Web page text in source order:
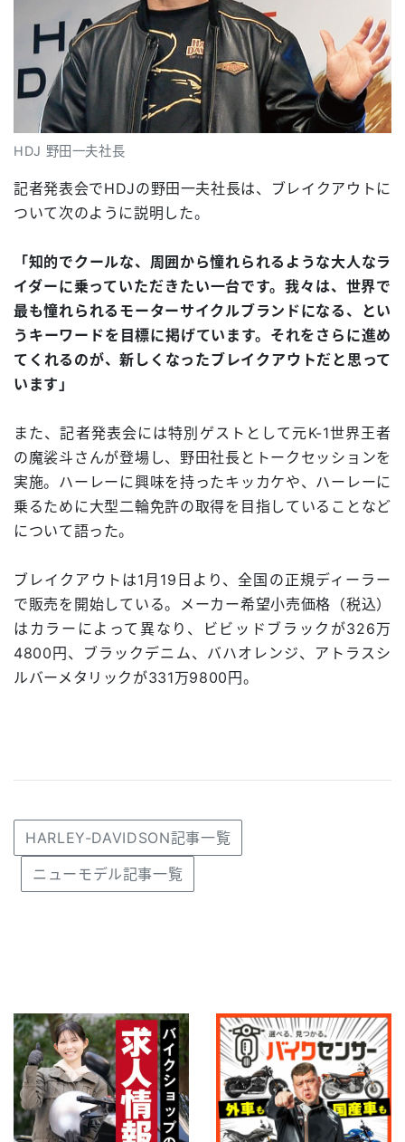
HDJ 野田一夫社長
記者発表会でHDJの野田一夫社長は、ブレイクアウトに
ついて次のように説明した。
「知的でクールな、周囲から憧れられるような大人なラ
イダーに乗っていただきたい一台です。我々は、世界で
最も憧れられるモーターサイクルブランドになる、とい
うキーワードを目標に掲げています。それをさらに進め
てくれるのが、新しくなったブレイクアウトだと思って
います」
また、記者発表会には特別ゲストとして元K-1世界王者
の魔裟斗さんが登場し、野田社長とトークセッションを
実施。ハーレーに興味を持ったキッカケや、ハーレーに
乗るために大型二輪免許の取得を目指していることなど
について語った。
ブレイクアウトは1月19日より、全国の正規ディーラー
で販売を開始している。メーカー希望小売価格（税込）
はカラーによって異なり、ビビッドブラックが326万
4800円、ブラックデニム、バハオレンジ、アトラスシ
ルバーメタリックが331万9800円。
HARLEY-DAVIDSON記事一覧
ニューモデル記事一覧